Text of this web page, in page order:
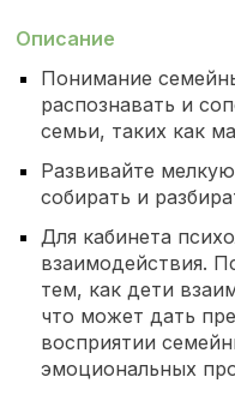
Описание
Понимание
распознавать и
семьи, таких как
Развивайте
собирать и
Для кабинета
взаимодействия.
тем, как дети
что может дать
восприятии
эмоциональных